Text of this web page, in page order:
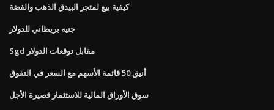
كيفية بيع لمتجر البيدق الذهب والفضة
جنيه بريطاني للدولار
Sgd مقابل توقعات الدولار
أنيق 50 قائمة الأسهم مع السعر في التفوق
سوق الأوراق المالية للاستثمار قصيرة الأجل